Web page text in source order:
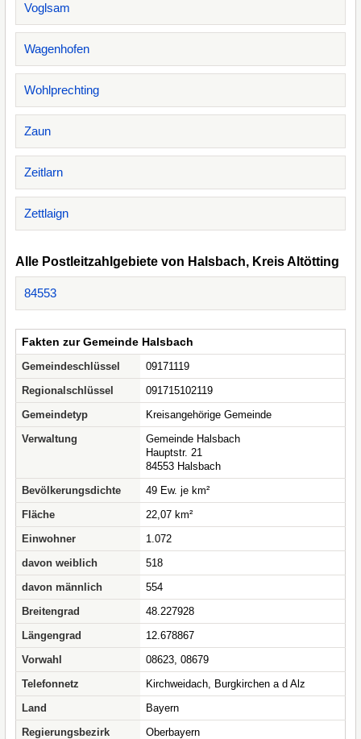
Voglsam
Wagenhofen
Wohlprechting
Zaun
Zeitlarn
Zettlaign
Alle Postleitzahlgebiete von Halsbach, Kreis Altötting
84553
Fakten zur Gemeinde Halsbach
Gemeindeschlüssel
09171119
Regionalschlüssel
091715102119
Gemeindetyp
Kreisangehörige Gemeinde
Verwaltung
Gemeinde Halsbach
Hauptstr. 21
84553 Halsbach
Bevölkerungsdichte
49 Ew. je km²
Fläche
22,07 km²
Einwohner
1.072
davon weiblich
518
davon männlich
554
Breitengrad
48.227928
Längengrad
12.678867
Vorwahl
08623, 08679
Telefonnetz
Kirchweidach, Burgkirchen a d Alz
Land
Bayern
Regierungsbezirk
Oberbayern